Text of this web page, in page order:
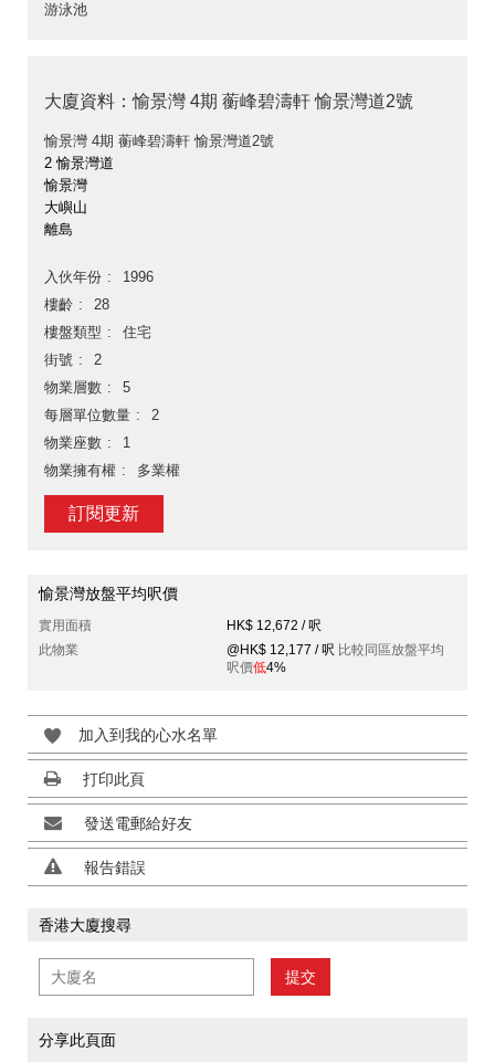
游泳池
大廈資料：愉景灣 4期 蘅峰碧濤軒 愉景灣道2號
愉景灣 4期 蘅峰碧濤軒 愉景灣道2號
2 愉景灣道
愉景灣
大嶼山
離島
入伙年份
1996
樓齡
28
樓盤類型
住宅
街號
2
物業層數
5
每層單位數量
2
物業座數
1
物業擁有權
多業權
訂閱更新
愉景灣放盤平均呎價
實用面積
HK$ 12,672 / 呎
此物業
@HK$ 12,177 / 呎 比較同區放盤平均
呎價低4%
加入到我的心水名單
打印此頁
發送電郵給好友
報告錯誤
香港大廈搜尋
提交
分享此頁面